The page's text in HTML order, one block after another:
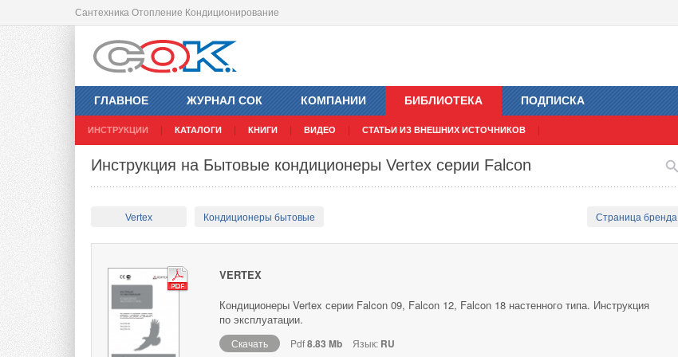
Сантехника Отопление Кондиционирование
ГЛАВНОЕ ЖУРНАЛ СОК КОМПАНИИ БИБЛИОТЕКА
ИНСТРУКЦИИ КАТАЛОГИ КНИГИ ВИДЕО СТАТЬИ ИЗ ВНЕШНИХ ИСТОЧНИКОВ
ПОДПИСКА
Инструкция на Бытовые кондиционеры Vertex серии Falcon
Vertex Кондиционеры бытовые Страница бренда
VERTEX
Кондиционеры Vertex серии Falcon 09, Falcon 12, Falcon 18 настенного типа. Инструкция
по эксплуатации.
Скачать Pdf8.83 Mb Язык: RU